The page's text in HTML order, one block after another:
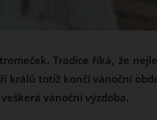
Tradice říká, že
králů totiž končí vánoční
vánoční výzdoba.